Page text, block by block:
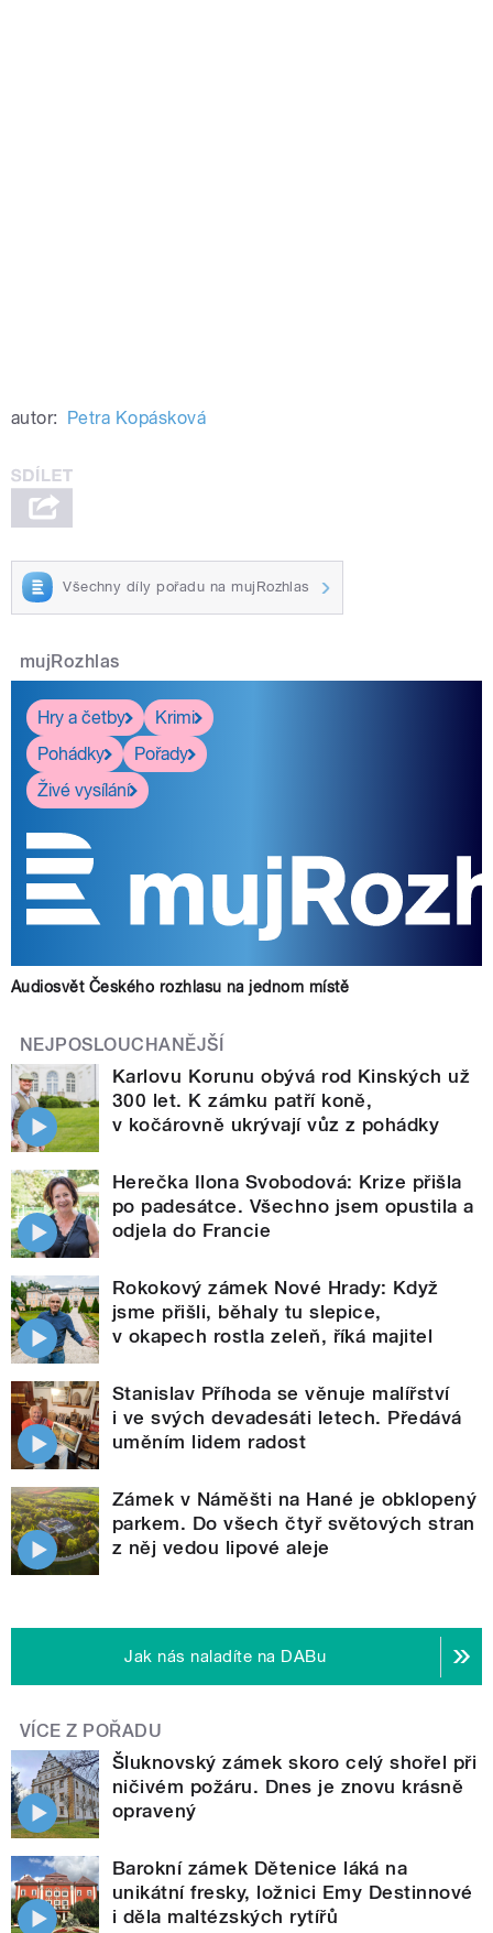
autor: Petra Kopásková
Všechny díly pořadu na mujRozhlas
mujRozhlas
Hry a četby
Krimi
Pohádky
Pořady
Živé vysílání
Audiosvět Českého rozhlasu na jednom místě
NEJPOSLOUCHANĚJŠÍ
Karlovu Korunu obývá rod Kinských už
300 let. K zámku patří koně,
v kočárovně ukrývají vůz z pohádky
Herečka Ilona Svobodová: Krize přišla
po padesátce. Všechno jsem opustila a
odjela do Francie
Rokokový zámek Nové Hrady: Když
jsme přišli, běhaly tu slepice,
v okapech rostla zeleň, říká majitel
Stanislav Příhoda se věnuje malířství
i ve svých devadesáti letech. Předává
uměním lidem radost
Zámek v Náměšti na Hané je obklopený
parkem. Do všech čtyř světových stran
z něj vedou lipové aleje
Jak nás naladíte na DABu
VÍCE Z POŘADU
Šluknovský zámek skoro celý shořel při
ničivém požáru. Dnes je znovu krásně
opravený
Barokní zámek Dětenice láká na
unikátní fresky, ložnici Emy Destinnové
i děla maltézských rytířů